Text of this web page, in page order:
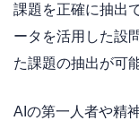
課題を正確に抽出
ータを活用した設
た課題の抽出が可
AIの第一人者や精